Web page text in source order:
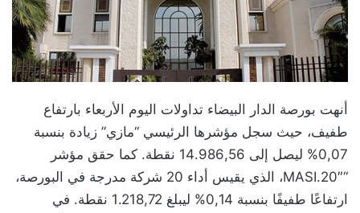
أنهت بورصة الدار البيضاء تداولات اليوم الأربعاء بارتفاع
طفيف، حيث سجل مؤشرها الرئيسي “مازي” زيادة بنسبة
0,07% ليصل إلى 14.986,56 نقطة. كما حقق مؤشر
“MASI.20″، الذي يقيس أداء 20 شركة مدرجة في البورصة،
ارتفاعًا طفيفًا بنسبة 0,14% ليبلغ 1.218,72 نقطة. في